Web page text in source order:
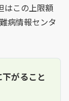
はこの上限額
病情報センタ
がること